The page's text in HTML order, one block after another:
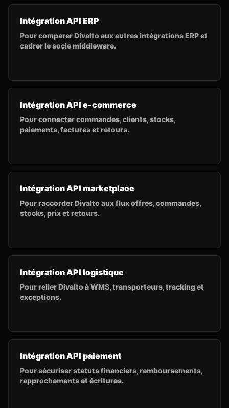
Intégration API ERP
Pour comparer Divalto aux autres intégrations ERP et
cadrer le socle middleware.
Intégration API e-commerce
Pour connecter commandes, clients, stocks,
paiements, factures et retours.
Intégration API marketplace
Pour raccorder Divalto aux flux offres, commandes,
stocks, prix et retours.
Intégration API logistique
Pour relier Divalto à WMS, transporteurs, tracking et
exceptions.
Intégration API paiement
Pour sécuriser statuts financiers, remboursements,
rapprochements et écritures.